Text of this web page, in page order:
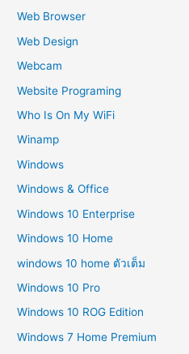
Web Browser
Web Design
Webcam
Website Programing
Who Is On My WiFi
Winamp
Windows
Windows & Office
Windows 10 Enterprise
Windows 10 Home
windows 10 home ตัวเต็ม
Windows 10 Pro
Windows 10 ROG Edition
Windows 7 Home Premium